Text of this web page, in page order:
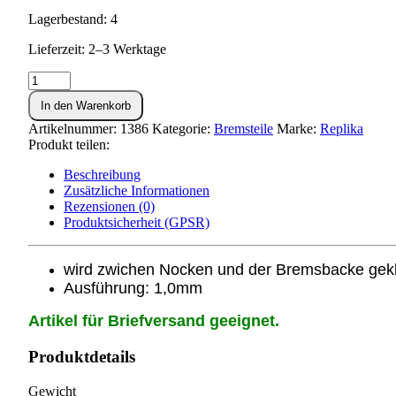
Lagerbestand: 4
Lieferzeit: 2–3 Werktage
Zwischenlage
1,0mm
für
Bremsbacken
S50,S51,KR51,SR50
In den Warenkorb
Artikelnummer: 1386 Kategorie: Bremsteile Marke: Replika
Produkt teilen:
Beschreibung
Zusätzliche Informationen
Rezensionen (0)
Produktsicherheit (GPSR)
wird zwichen Nocken und der Bremsbacke
Ausführung: 1,0mm
Artikel für Briefversand geeignet.
Produktdetails
Gewicht